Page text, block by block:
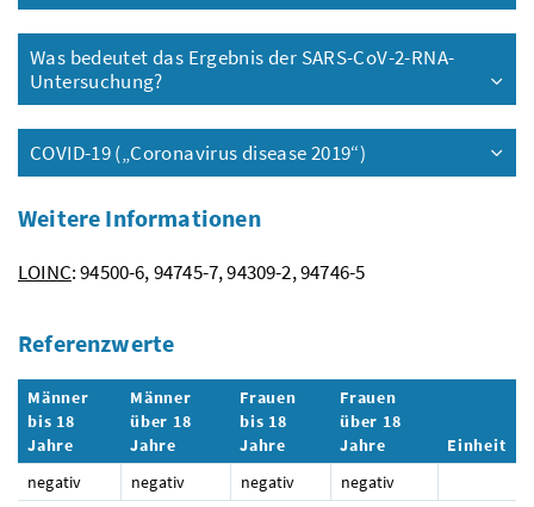
Was bedeutet das Ergebnis der SARS-CoV-2-RNA-
Untersuchung?
COVID-19 („Coronavirus disease 2019“)
Weitere Informationen
LOINC: 94500-6, 94745-7, 94309-2, 94746-5
Referenzwerte
Männer
bis 18
Jahre
Männer
über 18
Jahre
Frauen
bis 18
Jahre
Frauen
über 18
Jahre
Einheit
negativ
negativ negativ negativ